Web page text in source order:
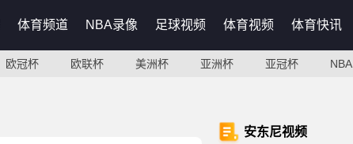
体育频道 NBA录像 足球视频 体育视频 体育快讯
欧冠杯 欧联杯 美洲杯 亚洲杯 亚冠杯 NBA
安东尼视频